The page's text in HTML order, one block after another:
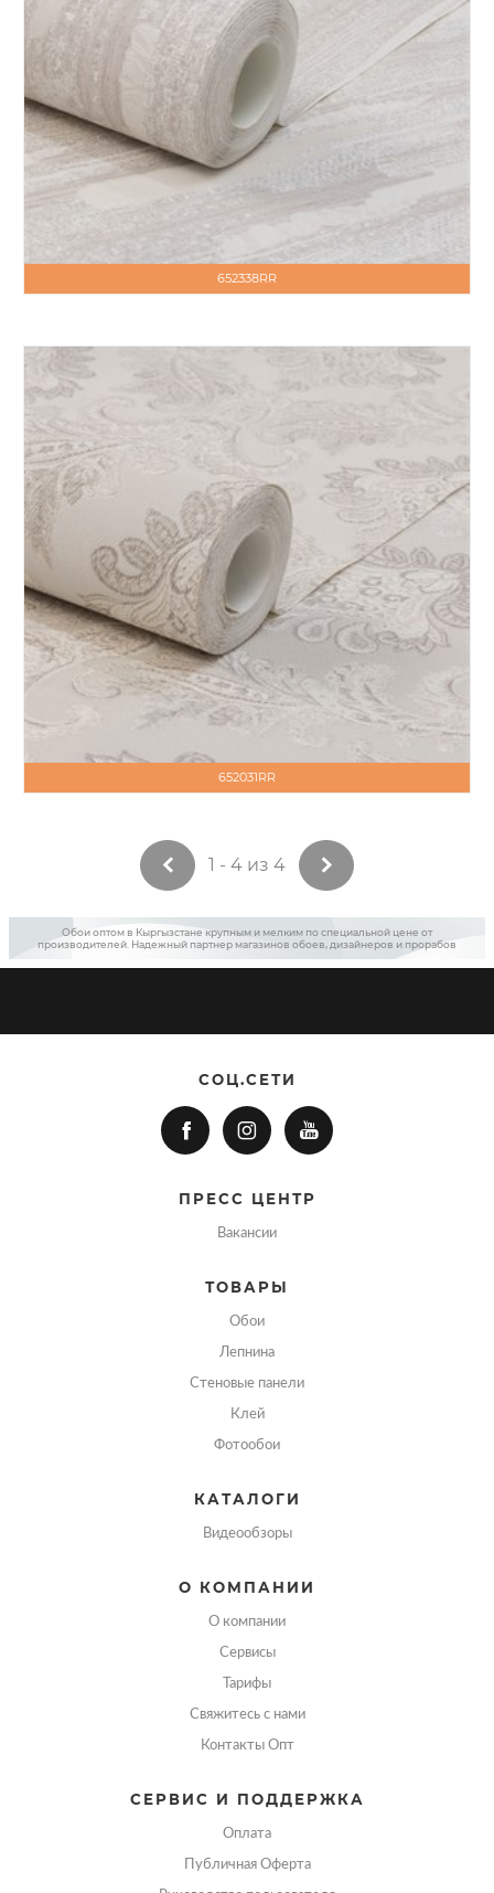
652338RR
652031RR
1 - 4 из 4
Обои оптом в Кыргызстане крупным и мелким по специальной цене от
производителей. Надежный партнер магазинов обоев, дизайнеров и прорабов
СОЦ.СЕТИ
ПРЕСС ЦЕНТР
Вакансии
ТОВАРЫ
Обои
Лепнина
Стеновые панели
Клей
Фотообои
КАТАЛОГИ
Видеообзоры
О КОМПАНИИ
О компании
Сервисы
Тарифы
Свяжитесь с нами
Контакты Опт
СЕРВИС И ПОДДЕРЖКА
Оплата
Публичная Оферта